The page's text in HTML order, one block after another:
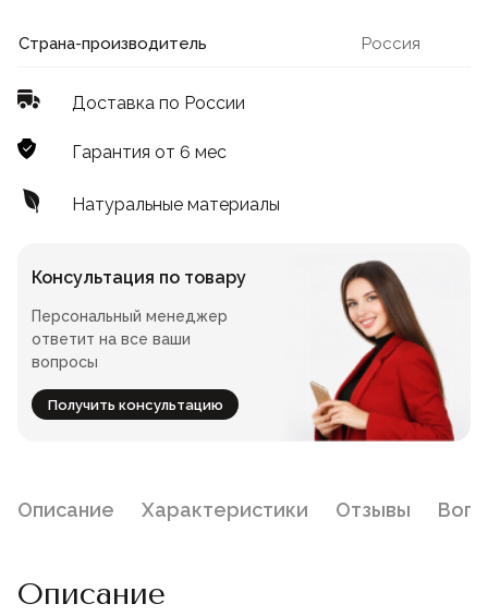
Страна-производитель Россия
Доставка по России
Гарантия от 6 мес
Натуральные материалы
Консультация по товару
Персональный менеджер
ответит на все ваши
вопросы
Получить консультацию
Описание Характеристики Отзывы
Описание
Лофт
Квадратные
Для гостиниц
Для летнего кафе
Лофт